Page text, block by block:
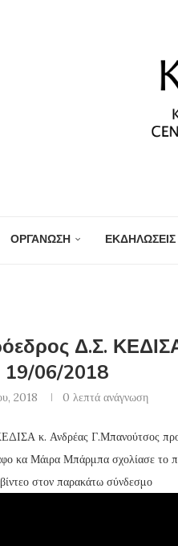
ΟΡΓΑΝΩΣΗ ΕΚΔΗΛΩΣΕΙΣ
Δ.Σ.
19/06/2018
2018 0 λεπτά ανάγνωση
κ. Ανδρέας Γ.Μπανούτσος
κα Μάιρα Μπάρμπα σχολίασε το
στον παρακάτω σύνδεσμο